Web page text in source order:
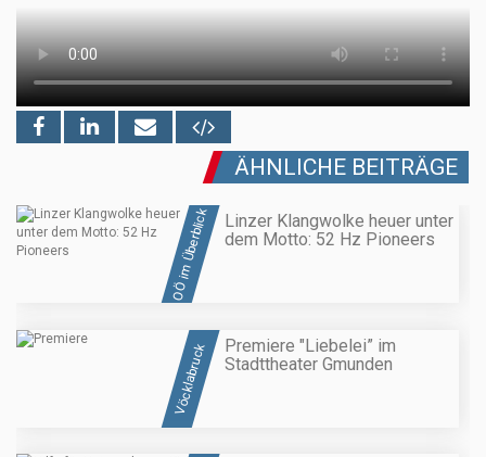
ÄHNLICHE BEITRÄGE
OÖ im Überblick
Linzer Klangwolke heuer unter
dem Motto: 52 Hz Pioneers
Vöcklabruck
Premiere "Liebelei” im
Stadttheater Gmunden